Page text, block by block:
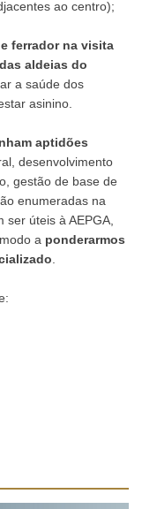
ao centro);
ferrador na visita
aldeias do
a saúde dos
asinino.
aptidões
desenvolvimento
gestão de base de
enumeradas na
úteis à AEPGA,
a ponderarmos